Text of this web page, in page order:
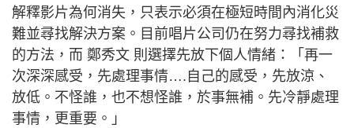
解釋影片為何消失，只表示必須在極短時間內消化災
難並尋找解決方案。目前唱片公司仍在努力尋找補救
的方法，而 鄭秀文 則選擇先放下個人情緒：「再一
次深深感受，先處理事情….自己的感受，先放涼、
放低。不怪誰，也不想怪誰，於事無補。先冷靜處理
事情，更重要。」